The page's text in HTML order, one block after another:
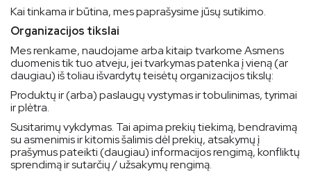
Kai tinkama ir būtina, mes paprašysime jūsų sutikimo.
Organizacijos tikslai
Mes renkame, naudojame arba kitaip tvarkome Asmens
duomenis tik tuo atveju, jei tvarkymas patenka į vieną (ar
daugiau) iš toliau išvardytų teisėtų organizacijos tikslų:
Produktų ir (arba) paslaugų vystymas ir tobulinimas, tyrimai
ir plėtra.
Susitarimų vykdymas. Tai apima prekių tiekimą, bendravimą
su asmenimis ir kitomis šalimis dėl prekių, atsakymų į
prašymus pateikti (daugiau) informacijos rengimą, konfliktų
sprendimą ir sutarčių / užsakymų rengimą.